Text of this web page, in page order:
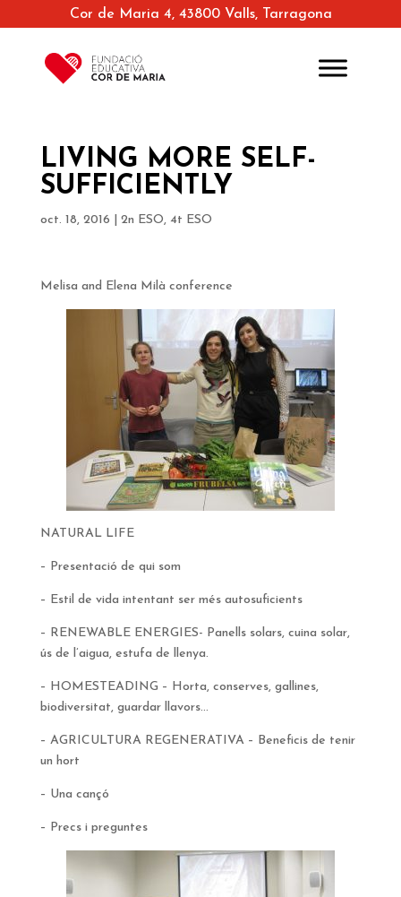
Cor de Maria 4, 43800 Valls, Tarragona
LIVING MORE SELF-
SUFFICIENTLY
oct. 18, 2016 2n ESO, 4t ESO
Melisa and Elena Milà conference
NATURAL LIFE
– Presentació de qui som
– Estil de vida intentant ser més autosuficients
– RENEWABLE ENERGIES- Panells solars, cuina solar,
ús de l’aigua, estufa de llenya.
– HOMESTEADING – Horta, conserves, gallines,
biodiversitat, guardar llavors…
– AGRICULTURA REGENERATIVA – Beneficis de tenir
un hort
– Una cançó
– Precs i preguntes